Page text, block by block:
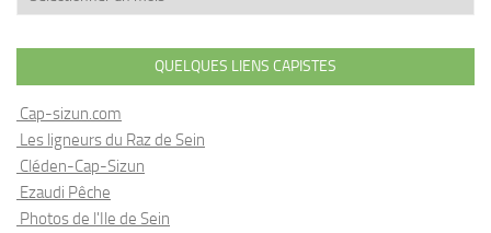
QUELQUES LIENS CAPISTES
Cap-sizun.com
Les ligneurs du Raz de Sein
Cléden-Cap-Sizun
Ezaudi Pêche
Photos de l'Ile de Sein